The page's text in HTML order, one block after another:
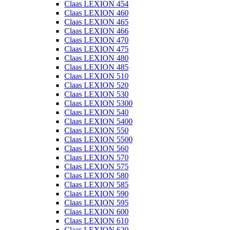
Claas LEXION 454
Claas LEXION 460
Claas LEXION 465
Claas LEXION 466
Claas LEXION 470
Claas LEXION 475
Claas LEXION 480
Claas LEXION 485
Claas LEXION 510
Claas LEXION 520
Claas LEXION 530
Claas LEXION 5300
Claas LEXION 540
Claas LEXION 5400
Claas LEXION 550
Claas LEXION 5500
Claas LEXION 560
Claas LEXION 570
Claas LEXION 575
Claas LEXION 580
Claas LEXION 585
Claas LEXION 590
Claas LEXION 595
Claas LEXION 600
Claas LEXION 610